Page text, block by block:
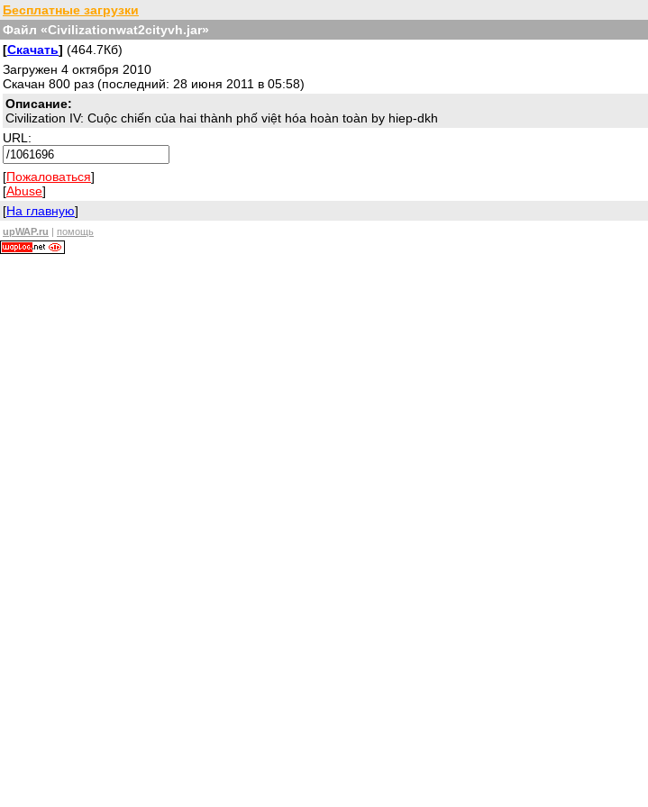
Бесплатные загрузки
Файл «Civilizationwat2cityvh.jar»
[Скачать] (464.7Кб)
Загружен 4 октября 2010
Скачан 800 раз (последний: 28 июня 2011 в 05:58)
Описание:
Civilization IV: Cuộc chiến của hai thành phố việt hóa hoàn toàn by hiep-dkh
URL:
[Пожаловаться]
[Abuse]
[На главную]
upWAP.ru | помощь